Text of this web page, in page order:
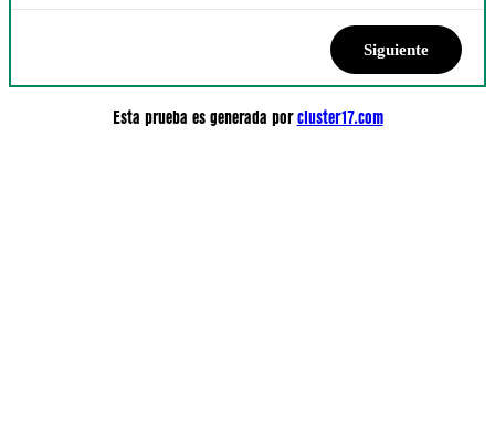
Esta prueba es generada por cluster17.com